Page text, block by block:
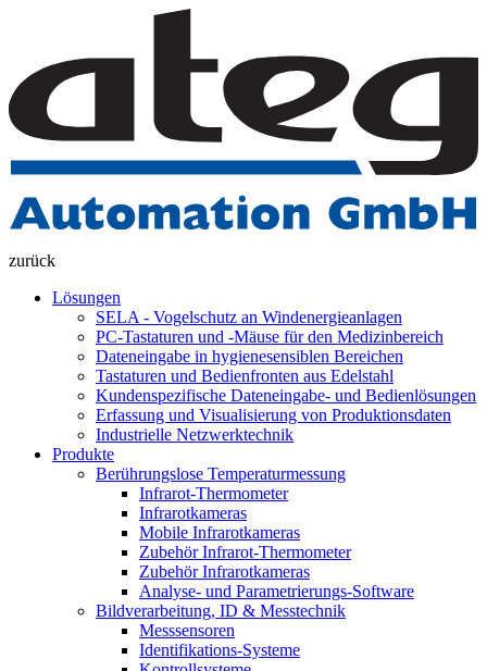
zurück
Lösungen
SELA - Vogelschutz an Windenergieanlagen
PC-Tastaturen und -Mäuse für den Medizinbereich
Dateneingabe in hygienesensiblen Bereichen
Tastaturen und Bedienfronten aus Edelstahl
Kundenspezifische Dateneingabe- und Bedienlösungen
Erfassung und Visualisierung von Produktionsdaten
Industrielle Netzwerktechnik
Produkte
Berührungslose Temperaturmessung
Infrarot-Thermometer
Infrarotkameras
Mobile Infrarotkameras
Zubehör Infrarot-Thermometer
Zubehör Infrarotkameras
Analyse- und Parametrierungs-Software
Bildverarbeitung, ID & Messtechnik
Messsensoren
Identifikations-Systeme